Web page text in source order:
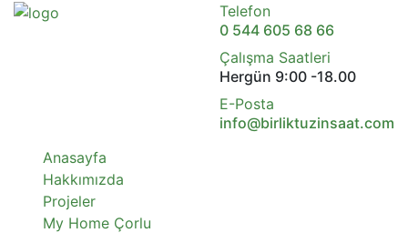
Telefon
0 544 605 68 66
Çalışma Saatleri
Hergün 9:00 -18.00
E-Posta
info@birliktuzinsaat.com
Anasayfa
Hakkımızda
Projeler
My Home Çorlu